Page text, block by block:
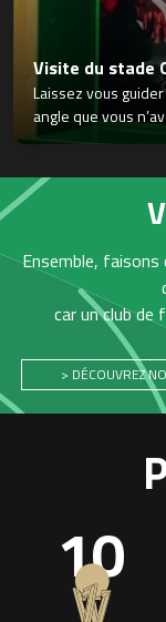
Visite du stade
Laissez vous
angle que vous
Ensemble, faisons
car un club
> DÉCOUVREZ
10